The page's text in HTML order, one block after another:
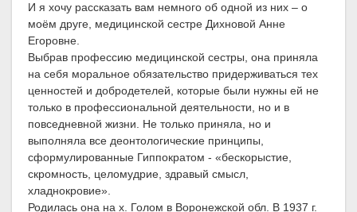
И я хочу рассказать вам немного об одной из них – о
моём друге, медицинской сестре Дихновой Анне
Егоровне.
Выбрав профессию медицинской сестры, она приняла
на себя моральное обязательство придерживаться тех
ценностей и добродетелей, которые были нужны ей не
только в профессиональной деятельности, но и в
повседневной жизни. Не только приняла, но и
выполняла все деонтологические принципы,
сформулированные Гиппократом - «бескорыстие,
скромность, целомудрие, здравый смысл,
хладнокровие».
Родилась она на х. Голом в Воронежской обл. В 1937 г.